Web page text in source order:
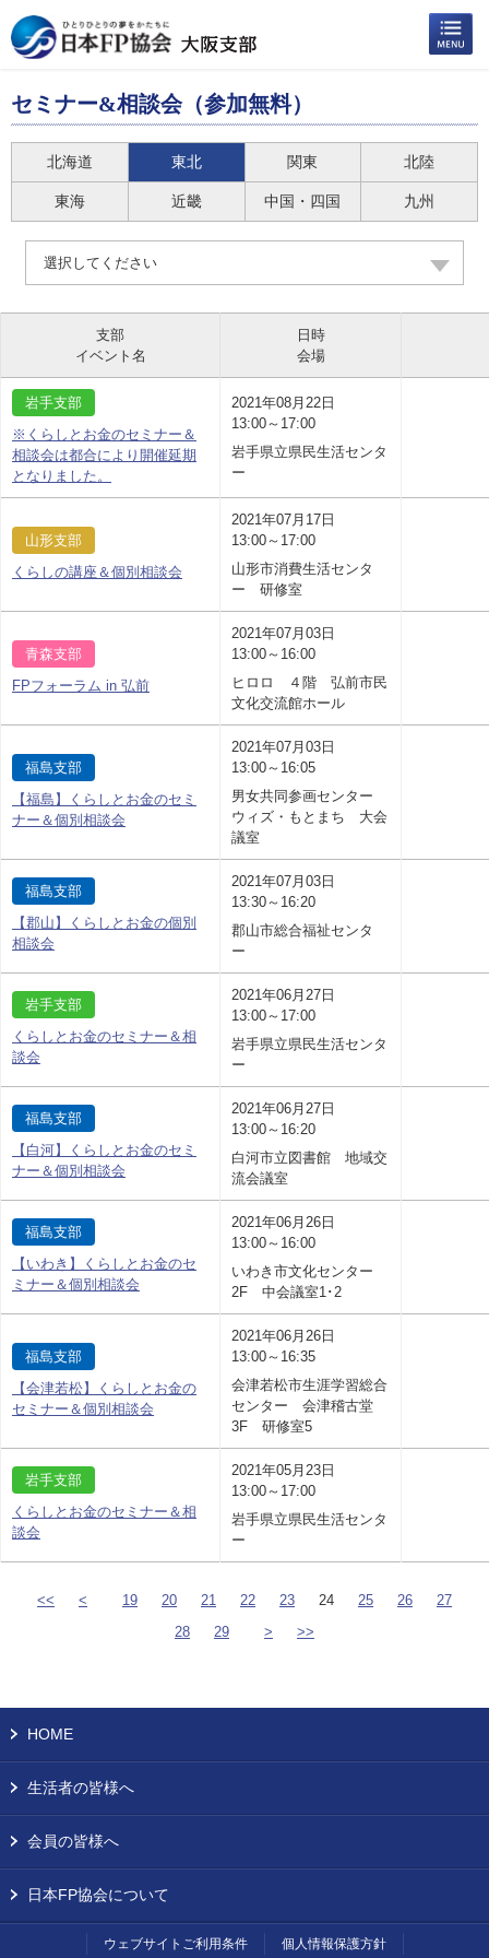
セミナー&相談会（参加無料）
北海道 東北 関東 北陸
東海 近畿 中国・四国 九州
選択してください
支部
イベント名
日時
会場
岩手支部
※くらしとお金のセミナー＆
相談会は都合により開催延期
となりました。
2021年08月22日
13:00～17:00
岩手県立県民生活センタ
ー
山形支部
くらしの講座＆個別相談会
2021年07月17日
13:00～17:00
山形市消費生活センタ
ー 研修室
青森支部
FPフォーラム in 弘前
2021年07月03日
13:00～16:00
ヒロロ ４階 弘前市民
文化交流館ホール
福島支部
【福島】くらしとお金のセミ
ナー＆個別相談会
2021年07月03日
13:00～16:05
男女共同参画センター
ウィズ・もとまち 大会
議室
福島支部
【郡山】くらしとお金の個別
相談会
2021年07月03日
13:30～16:20
郡山市総合福祉センタ
ー
岩手支部
くらしとお金のセミナー＆相
談会
2021年06月27日
13:00～17:00
岩手県立県民生活センタ
ー
福島支部
【白河】くらしとお金のセミ
ナー＆個別相談会
2021年06月27日
13:00～16:20
白河市立図書館 地域交
流会議室
福島支部
【いわき】くらしとお金のセ
ミナー＆個別相談会
2021年06月26日
13:00～16:00
いわき市文化センター
2F 中会議室1･2
福島支部
【会津若松】くらしとお金の
セミナー＆個別相談会
2021年06月26日
13:00～16:35
会津若松市生涯学習総合
センター 会津稽古堂
3F 研修室5
岩手支部
くらしとお金のセミナー＆相
談会
2021年05月23日
13:00～17:00
岩手県立県民生活センタ
ー
<< < 19 20 21 22 23 24 25 26
27
28
29 > >>
HOME
生活者の皆様へ
会員の皆様へ
日本FP協会について
ウェブサイトご利用条件 個人情報保護方針